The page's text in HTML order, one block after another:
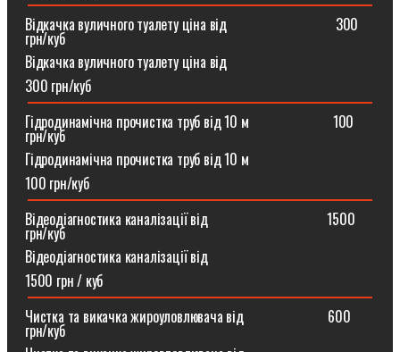
Відкачка вуличного туалету ціна від ⠀⠀⠀⠀⠀⠀⠀⠀⠀⠀300
грн/куб
Відкачка вуличного туалету ціна від
300 грн/куб
Гідродинамічна прочистка труб від 10 м⠀⠀⠀⠀⠀⠀⠀⠀100
грн/куб
Гідродинамічна прочистка труб від 10 м
100 грн/куб
Відеодіагностика каналізації від ⠀⠀⠀⠀⠀⠀⠀⠀⠀⠀⠀1500
грн/куб
Відеодіагностика каналізації від
1500 грн / куб
Чистка та викачка жироуловлювача від⠀⠀⠀⠀⠀⠀⠀⠀600
грн/куб